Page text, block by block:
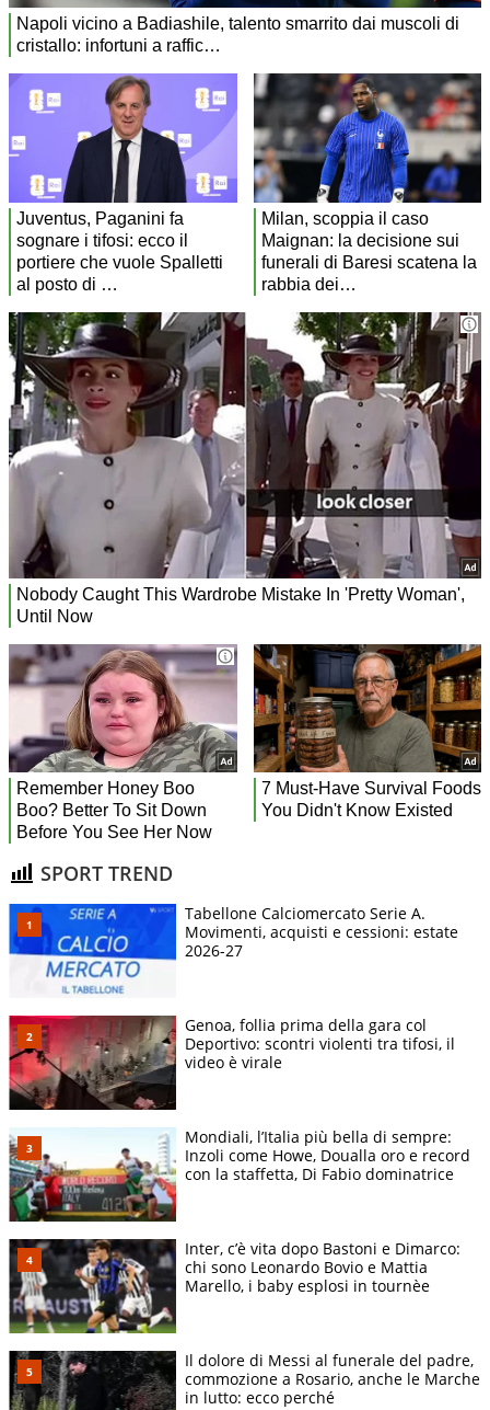
SPORT TREND
Tabellone Calciomercato Serie A.
Movimenti, acquisti e cessioni: estate
2026-27
Genoa, follia prima della gara col
Deportivo: scontri violenti tra tifosi, il
video è virale
Mondiali, l’Italia più bella di sempre:
Inzoli come Howe, Doualla oro e record
con la staffetta, Di Fabio dominatrice
Inter, c’è vita dopo Bastoni e Dimarco:
chi sono Leonardo Bovio e Mattia
Marello, i baby esplosi in tournèe
Il dolore di Messi al funerale del padre,
commozione a Rosario, anche le Marche
in lutto: ecco perché